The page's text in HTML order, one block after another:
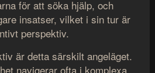
för att söka hjälp, och
insatser, vilket i sin tur är
perspektiv.
är detta särskilt angeläget.
navigerar ofta i komplexa